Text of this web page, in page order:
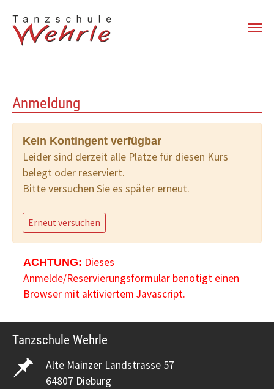
Anmeldung
Kein Kontingent verfügbar
Leider sind derzeit alle Plätze für diesen Kurs
belegt oder reserviert.
Bitte versuchen Sie es später erneut.
Erneut versuchen
ACHTUNG: Dieses
Anmelde/Reservierungsformular benötigt einen
Browser mit aktiviertem Javascript.
Tanzschule Wehrle
Alte Mainzer Landstrasse 57
64807 Dieburg